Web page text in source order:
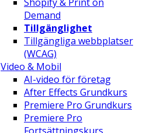
Demand
Tillgänglighet
Tillgängliga webbplatser
(WCAG)
Video & Mobil
AI-video för företag
After Effects Grundkurs
Premiere Pro Grundkurs
Premiere Pro